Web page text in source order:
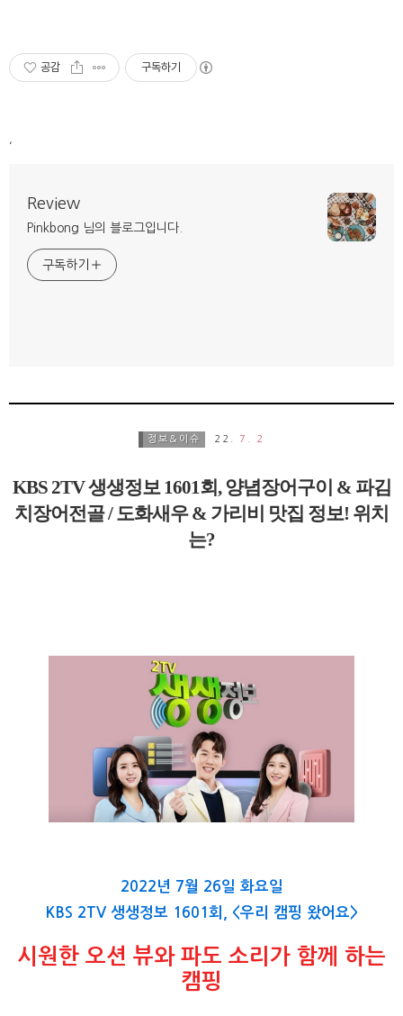
공감 구독하기
Review
Pinkbong 님의 블로그입니다.
구독하기
정보&이슈 22. 7. 2
KBS 2TV 생생정보 1601회, 양념장어구이 & 파김
치장어전골 / 도화새우 & 가리비 맛집 정보! 위치
는?
2022년 7월 26일 화요일
KBS 2TV 생생정보 1601회, <우리 캠핑 왔어요>
시원한 오션 뷰와 파도 소리가 함께 하는
캠핑